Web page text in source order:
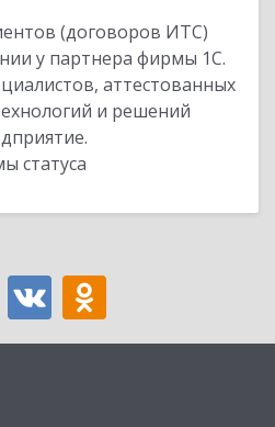
(договоров ИТС)
у партнера фирмы 1С.
аттестованных
и решений
статуса